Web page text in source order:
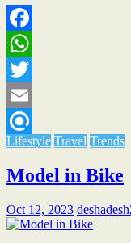
Facebook
WhatsApp
Twitter
Email
Refind
Lifestyle Travel Trends
Model in Bike
Oct 12, 2023